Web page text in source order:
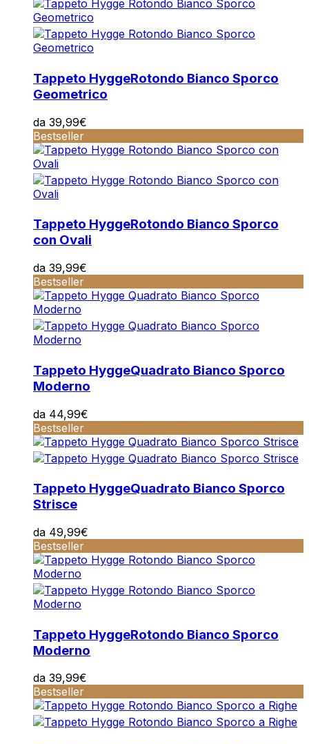
Tappeto HyggeRotondo Bianco Sporco
Geometrico
da 39,99€
Bestseller
Tappeto HyggeRotondo Bianco Sporco
con Ovali
da 39,99€
Bestseller
Tappeto HyggeQuadrato Bianco Sporco
Moderno
da 44,99€
Bestseller
Tappeto HyggeQuadrato Bianco Sporco
Strisce
da 49,99€
Bestseller
Tappeto HyggeRotondo Bianco Sporco
Moderno
da 39,99€
Bestseller